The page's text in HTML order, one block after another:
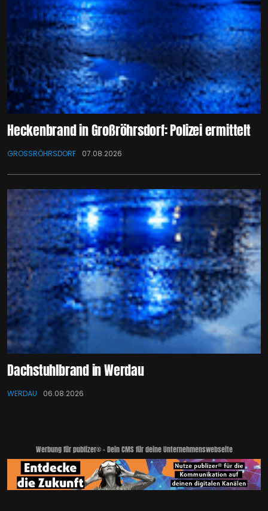
Heckenbrand in Großröhrsdorf: Polizei ermittelt
GROSSRÖHRSDORF 07.08.2026
Dachstuhlbrand in Werdau
WERDAU 06.08.2026
Werbung für publizer® - Dein CMS für deine Unternehmenswebseite